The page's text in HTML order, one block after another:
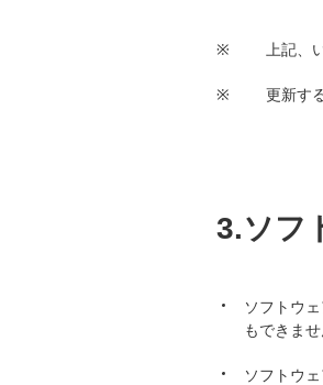
※ 上記、
※ 更新す
3.ソフ
ソフトウ
もできませ
ソフトウ